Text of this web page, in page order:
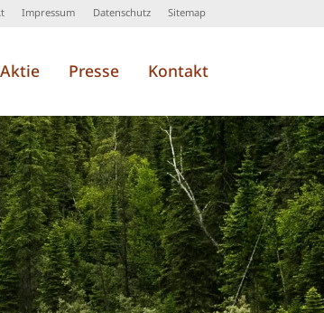
Impressum Datenschutz Sitemap
Aktie Presse Kontakt